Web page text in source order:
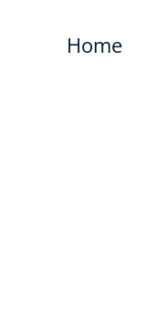
Home